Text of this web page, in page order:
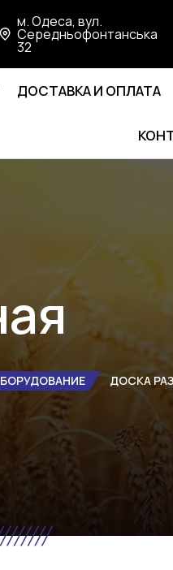
м. Одеса, вул.
Середньофонтанська
32
ДОСТАВКА И ОПЛАТА
ДОСКА